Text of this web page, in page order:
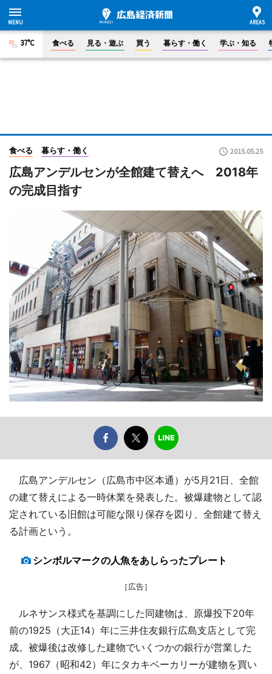
37°C 食べる 見る・遊ぶ 買う 暮らす・働く 学ぶ・知る
食べる 暮らす・働く 2015.05.25
広島アンデルセンが全館建て替えへ 2018年
の完成目指す
広島アンデルセン（広島市中区本通）が5月21日、全館
の建て替えによる一時休業を発表した。被爆建物として認
定されている旧館は可能な限り保存を図り、全館建て替え
る計画という。
シンボルマークの人魚をあしらったプレート
［広告］
ルネサンス様式を基調にした同建物は、原爆投下20年
前の1925（大正14）年に三井住友銀行広島支店として完
成。被爆後は改修した建物でいくつかの銀行が営業した
が、1967（昭和42）年にタカキベーカリーが建物を買い